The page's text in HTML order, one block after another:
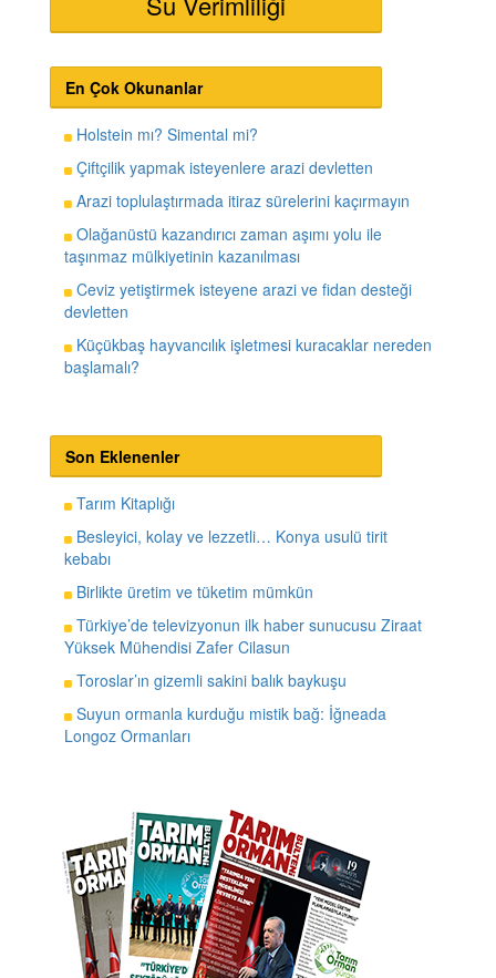
En Çok Okunanlar
Holstein mı? Simental mi?
Çiftçilik yapmak isteyenlere arazi devletten
Arazi toplulaştırmada itiraz sürelerini kaçırmayın
Olağanüstü kazandırıcı zaman aşımı yolu ile
taşınmaz mülkiyetinin kazanılması
Ceviz yetiştirmek isteyene arazi ve fidan desteği
devletten
Küçükbaş hayvancılık işletmesi kuracaklar nereden
başlamalı?
Son Eklenenler
Tarım Kitaplığı
Besleyici, kolay ve lezzetli… Konya usulü tirit
kebabı
Birlikte üretim ve tüketim mümkün
Türkiye’de televizyonun ilk haber sunucusu Ziraat
Yüksek Mühendisi Zafer Cilasun
Toroslar’ın gizemli sakini balık baykuşu
Suyun ormanla kurduğu mistik bağ: İğneada
Longoz Ormanları